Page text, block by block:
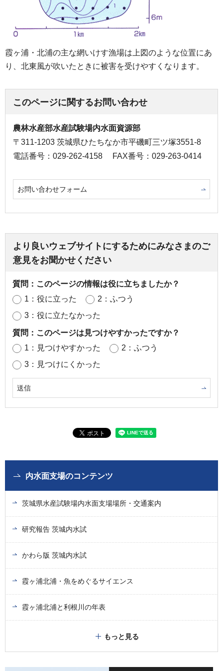
霞ヶ浦・北浦の主な網いけす漁場は上図のような位置にあ
り、北東風が吹いたときに被害を受けやすくなります。
このページに関するお問い合わせ
農林水産部水産試験場内水面資源部
〒311-1203 茨城県ひたちなか市平磯町三ツ塚3551-8
電話番号：029-262-4158
FAX番号：029-263-0414
お問い合わせフォーム
より良いウェブサイトにするためにみなさまのご
意見をお聞かせください
質問：このページの情報は役に立ちましたか？
1：役に立った
2：ふつう
3：役に立たなかった
質問：このページは見つけやすかったですか？
1：見つけやすかった
2：ふつう
3：見つけにくかった
内水面支場のコンテンツ
茨城県水産試験場内水面支場場所・交通案内
研究報告 茨城内水試
かわら版 茨城内水試
霞ヶ浦北浦・魚をめぐるサイエンス
霞ヶ浦北浦と利根川の年表
もっと見る